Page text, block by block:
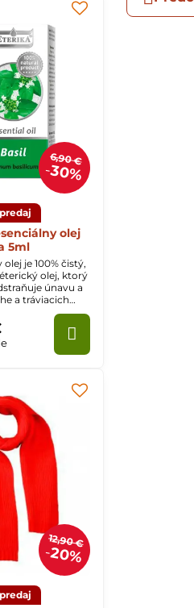
6,90 €
30%
olej
5ml
je 100% čistý,
olej, ktorý
únavu a
a tráviacich
12,90 €
20%